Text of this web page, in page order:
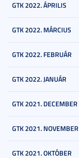
GTK 2022. ÁPRILIS
GTK 2022. MÁRCIUS
GTK 2022. FEBRUÁR
GTK 2022. JANUÁR
GTK 2021. DECEMBER
GTK 2021. NOVEMBER
GTK 2021. OKTÓBER